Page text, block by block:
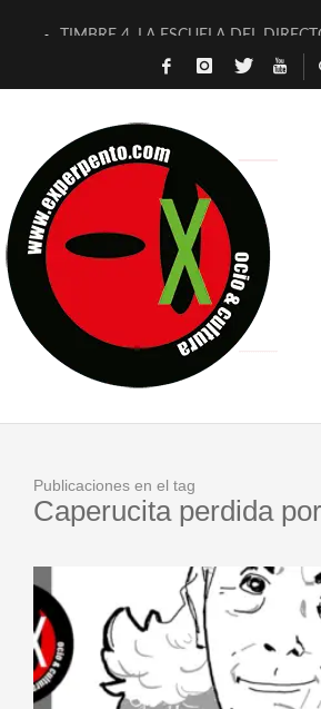
TIMBRE 4, LA ESCUELA DEL
30 AÑOS (NO ES NADA) DE LA
D’BALDOMEROS REINVENTAN
MARSHALL FLASH PRESENTA EN
JOFRE BARDAGÍ EN EXVITA
YORCH PRESENTA [CURSO DE
MAGALÍ SARE NOS
«NO TENGO PUTOS
Publicaciones en el tag
Caperucita perdida